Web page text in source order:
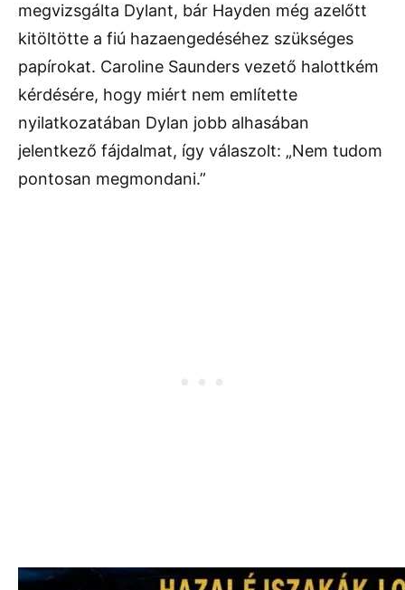
megvizsgálta Dylant, bár Hayden még azelőtt
kitöltötte a fiú hazaengedéséhez szükséges
papírokat. Caroline Saunders vezető halottkém
kérdésére, hogy miért nem említette
nyilatkozatában Dylan jobb alhasában
jelentkező fájdalmat, így válaszolt: „Nem tudom
pontosan megmondani.”